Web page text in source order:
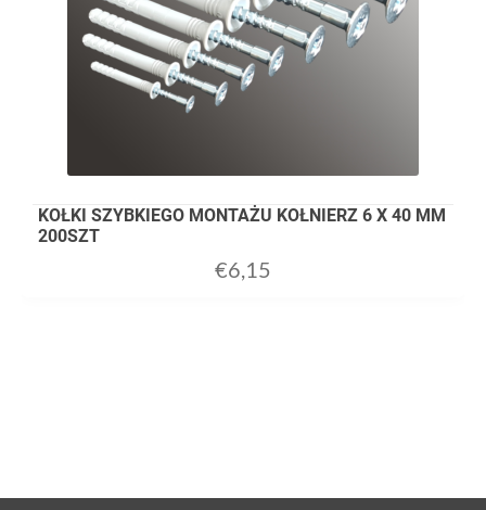
KOŁKI SZYBKIEGO MONTAŻU KOŁNIERZ 6 X 40 MM
200SZT
€6,15